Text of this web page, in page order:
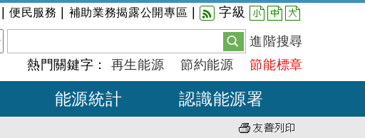
便民服務 補助業務揭露公開專區 字級 小 中 大
進階搜尋
熱門關鍵字： 再生能源 節約能源 節能標章
能源統計 認識能源署